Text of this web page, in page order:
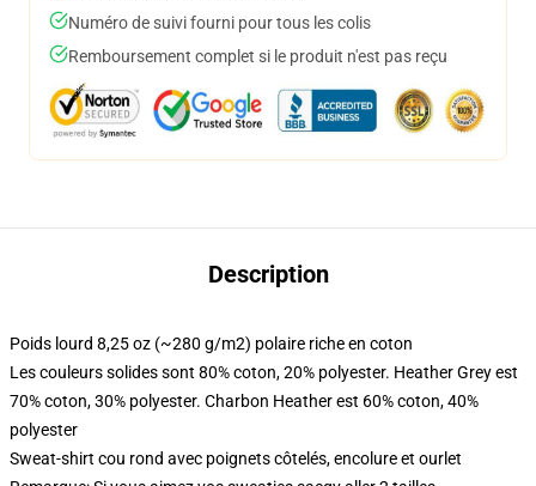
Numéro de suivi fourni pour tous les colis
Remboursement complet si le produit n'est pas reçu
Description
Poids lourd 8,25 oz (~280 g/m2) polaire riche en coton
Les couleurs solides sont 80% coton, 20% polyester. Heather Grey est
70% coton, 30% polyester. Charbon Heather est 60% coton, 40%
polyester
Sweat-shirt cou rond avec poignets côtelés, encolure et ourlet